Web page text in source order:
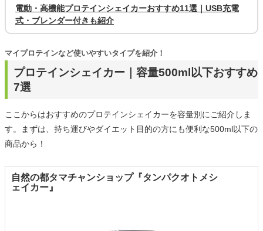
電動・高機能プロテインシェイカーおすすめ11選｜USB充電
式・ブレンダー付きも紹介
プロテインシェイカー｜容量500ml以下おすすめ
7選
マイプロテインなど使いやすいタイプを紹介！
ここからはおすすめのプロテインシェイカーを容量別にご紹介しま
す。まずは、持ち運びやダイエット目的の方にも便利な500ml以下の
商品から！
自然の都タマチャンショップ『タンパクオトメシ
ェイカー』